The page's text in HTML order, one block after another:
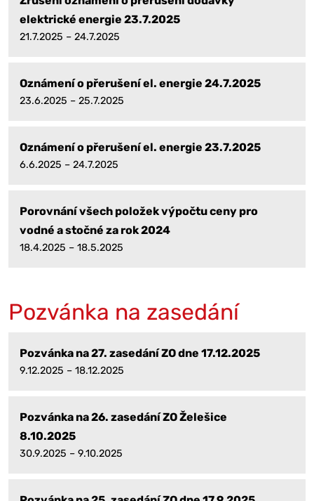
elektrické energie 23.7.2025
21.7.2025 – 24.7.2025
Oznámení o přerušení el. energie 24.7.2025
23.6.2025 – 25.7.2025
Oznámení o přerušení el. energie 23.7.2025
6.6.2025 – 24.7.2025
Porovnání všech položek výpočtu ceny pro
vodné a stočné za rok 2024
18.4.2025 – 18.5.2025
Pozvánka na zasedání
Pozvánka na 27. zasedání ZO dne 17.12.2025
9.12.2025 – 18.12.2025
Pozvánka na 26. zasedání ZO Želešice
8.10.2025
30.9.2025 – 9.10.2025